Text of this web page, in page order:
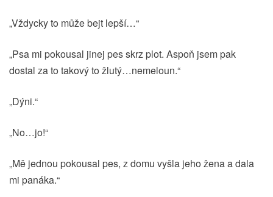
„Vždycky to může bejt lepší…“
„Psa mi pokousal jinej pes skrz plot. Aspoň jsem pak
dostal za to takový to žlutý…nemeloun.“
„Dýni.“
„No…jo!“
„Mě jednou pokousal pes, z domu vyšla jeho žena a dala
mi panáka.“